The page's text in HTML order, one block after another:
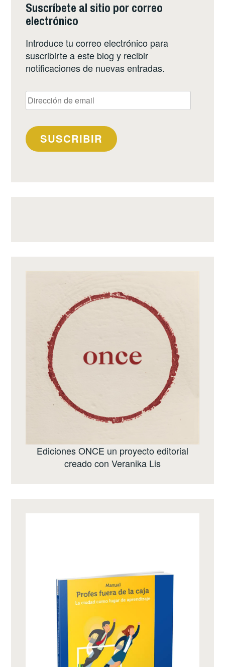
Suscríbete al sitio por correo
electrónico
Introduce tu correo electrónico para
suscribirte a este blog y recibir
notificaciones de nuevas entradas.
Dirección
de
SUSCRIBIR
Ediciones ONCE un proyecto editorial
creado con Veranika Lis